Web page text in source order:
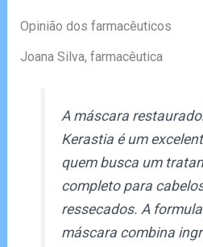
Opinião dos farmacêuticos
Joana Silva, farmacêutica
A máscara
Kerastia é um
quem busca um
completo para
ressecados. A
máscara combina